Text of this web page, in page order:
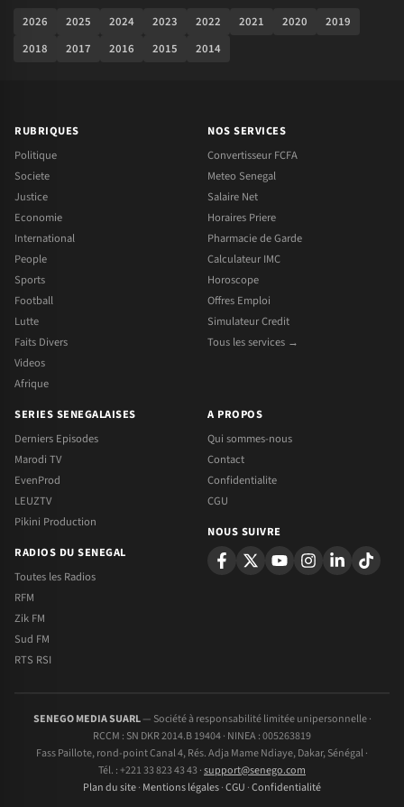
2026 2025 2024 2023 2022 2021 2020
2019
2018
2017 2016 2015 2014
RUBRIQUES
Politique
Societe
Justice
Economie
International
People
Sports
Football
Lutte
Faits Divers
Videos
Afrique
NOS SERVICES
Convertisseur FCFA
Meteo Senegal
Salaire Net
Horaires Priere
Pharmacie de Garde
Calculateur IMC
Horoscope
Offres Emploi
Simulateur Credit
Tous les services →
SERIES SENEGALAISES
Derniers Episodes
Marodi TV
EvenProd
LEUZTV
Pikini Production
RADIOS DU SENEGAL
Toutes les Radios
RFM
Zik FM
Sud FM
RTS RSI
A PROPOS
Qui sommes-nous
Contact
Confidentialite
CGU
NOUS SUIVRE
SENEGO MEDIA SUARL— Société à responsabilité limitée unipersonnelle ·
RCCM : SN DKR 2014.B 19404 · NINEA : 005263819
Fass Paillote, rond-point Canal 4, Rés. Adja Mame Ndiaye, Dakar, Sénégal ·
Tél. : +221 33 823 43 43 ·support@senego.com
Plan du site· Mentions légales·CGU ·Confidentialité